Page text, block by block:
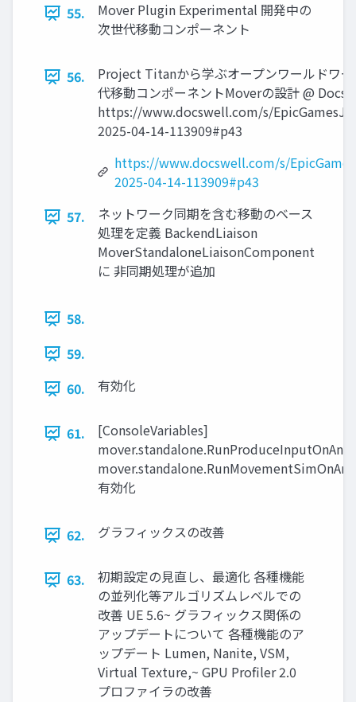
55.
Mover Plugin Experimental 開発中の
次世代移動コンポーネント
56.
Project Titanから学ぶオープンワールドワ
代移動コンポーネントMoverの設計 @
https://www.docswell.com/s/
2025-04-14-113909#p43
https://www.docswell.com/s/
2025-04-14-113909#p43
57.
ネットワーク同期を含む移動のベース
処理を定義 BackendLiaison
MoverStandaloneLiaisonComponent
に 非同期処理が追加
58.
59.
60.
有効化
61.
[ConsoleVariables]
有効化
62. グラフィックスの改善
63.
初期設定の見直し、最適化 各種機能
の並列化等アルゴリズムレベルでの
改善 UE 5.6~ グラフィックス関係の
アップデートについて 各種機能のア
ップデート Lumen, Nanite, VSM,
Virtual Texture,~ GPU Proﬁler 2.0
プロファイラの改善